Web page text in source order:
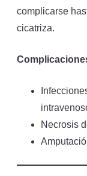
complicarse
cicatriza.
Necrosis